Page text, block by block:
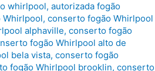
whirlpool, autorizada fogão
Whirlpool, conserto fogão Whirlpool
alphaville, conserto fogão
fogão Whirlpool alto de
bela vista, conserto fogão
fogão Whirlpool brooklin, conserto